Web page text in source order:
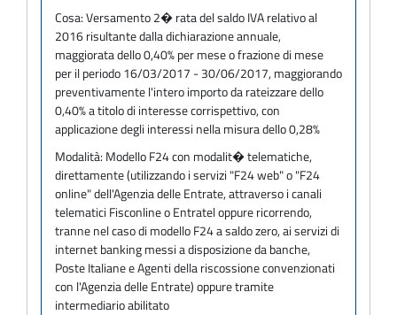
Cosa:Versamento 2� rata del saldo IVA relativo al
2016 risultante dalla dichiarazione annuale,
maggiorata dello 0,40% per mese o frazione di mese
per il periodo 16/03/2017 - 30/06/2017, maggiorando
preventivamente l'intero importo da rateizzare dello
0,40% a titolo di interesse corrispettivo, con
applicazione degli interessi nella misura dello 0,28%
Modalità: Modello F24 con modalit� telematiche,
direttamente (utilizzando i servizi "F24 web" o "F24
online" dell'Agenzia delle Entrate, attraverso i canali
telematici Fisconline o Entratel oppure ricorrendo,
tranne nel caso di modello F24 a saldo zero, ai servizi di
internet banking messi a disposizione da banche,
Poste Italiane e Agenti della riscossione convenzionati
con l'Agenzia delle Entrate) oppure tramite
intermediario abilitato